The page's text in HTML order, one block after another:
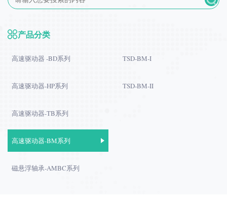
产品分类
高速驱动器 -BD系列
高速驱动器-HP系列
高速驱动器-TB系列
高速驱动器-BM系列
磁悬浮轴承-AMBC系列
TSD‐BM‐I
TSD‐BM‐II